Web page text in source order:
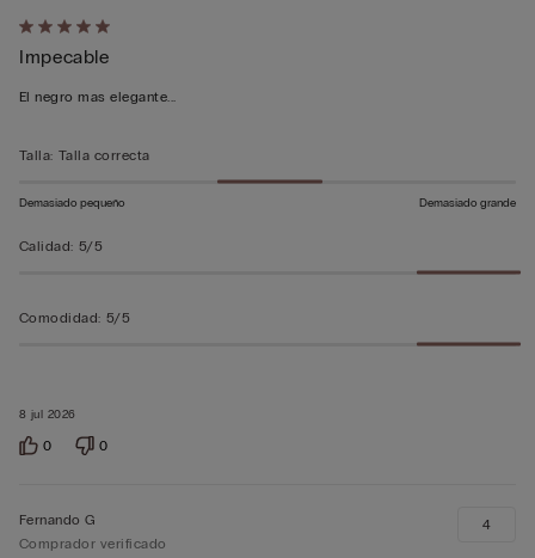
Calificación
de
5
5
8 jul 2026
Impecable
El negro mas elegante...
Talla: Talla correcta
Demasiado pequeño Demasiado grande
Calidad: 5/5
Comodidad: 5/5
0 0
Fernando G
Comprador verificado
4